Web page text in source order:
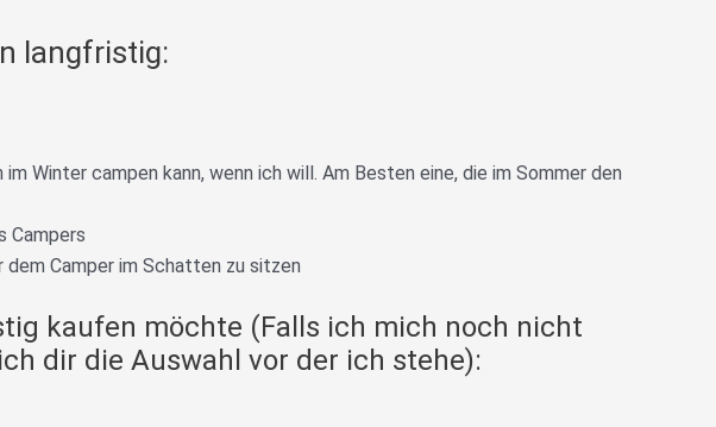
langfristig:
Winter campen kann, wenn ich will. Am Besten eine, die im Sommer den
Campers
Camper im Schatten zu sitzen
kaufen möchte (Falls ich mich noch nicht
dir die Auswahl vor der ich stehe):